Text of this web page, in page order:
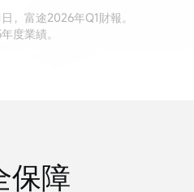
，富途2026年Q1財報。
度業績。
保障